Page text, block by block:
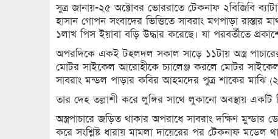
সুত্র জানায়-২৫ অক্টোবর ভোররাতে টেকনাফ ২বিজিবি
হাসান গোপন সংবাদের ভিত্তিতে সাবরাং মগপাড়া রাস্তার
১লাখ পিস ইয়াবা বড়ি উদ্ধার করেছে। যা পরবর্তীতে
অপরদিকে একই টহলদল সকাল সাড়ে ১১টায় অস্ত্র
মোটর সাইকেল আরোহীকে চ্যালেঞ্জ করলে মোটর
সাবরাং মন্ডল পাড়ার কবির আহমদের পুত্র শাকের
তার দেহ তল্লাশী করে লুঙ্গির সাথে লুকানো অবস্থায়
অস্ত্রপাচারে জড়িত থাকার অপরাধে সাবরাং দক্ষিণ
করে সংশ্লিষ্ট ধারায় মামলা দায়েরের পর টেকনাফ মডেল